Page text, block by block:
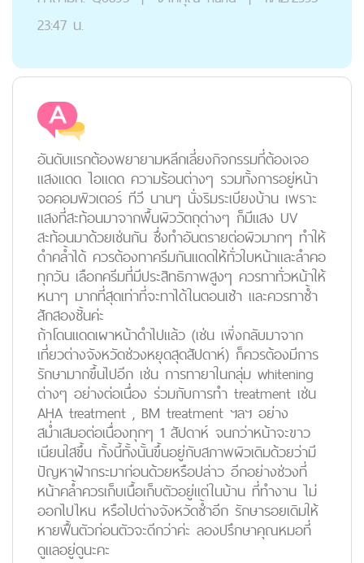
23:47 น.
อันดับแรกต้องพยายามหลีกเลี่ยงกิจกรรมที่ต้องเจอ
แสงแดด ไอแดด ความร้อนต่างๆ รวมทั้งการอยู่หน้า
จอคอมพิวเตอร์ ทีวี นานๆ นั่งริมระเบียงบ้าน เพราะ
แสงที่สะท้อนมาจากพื้นผิววัตถุต่างๆ ก็มีแสง UV
สะท้อนมาด้วยเช่นกัน ซึ่งทำอันตรายต่อผิวมากๆ ทำให้
ดำคล้ำได้ ควรต้องทาครีมกันแดดให้ทั่วใบหน้าและลำคอ
ทุกวัน เลือกครีมที่มีประสิทธิภาพสูงๆ ควรทาทั่วหน้าให้
หนาๆ มากที่สุดเท่าที่จะทาได้ในตอนเช้า และควรทาซ้ำ
สักสองชั้นค่ะ
ถ้าโดนแดดเผาหน้าดำไปแล้ว (เช่น เพิ่งกลับมาจาก
เที่ยวต่างจังหวัดช่วงหยุดสุดสัปดาห์) ก็ควรต้องมีการ
รักษามากขึ้นไปอีก เช่น การทายาในกลุ่ม whitening
ต่างๆ อย่างต่อเนื่อง ร่วมกับการทำ treatment เช่น
AHA treatment , BM treatment ฯลฯ อย่าง
สม่ำเสมอต่อเนื่องทุกๆ 1 สัปดาห์ จนกว่าหน้าจะขาว
เนียนใสขึ้น ทั้งนี้ทั้งนั้นขึ้นอยู่กับสภาพผิวเดิมด้วยว่ามี
ปัญหาฝ้ากระมาก่อนด้วยหรือปล่าว อีกอย่างช่วงที่
หน้าคล้ำควรเก็บเนื้อเก็บตัวอยู่แต่ในบ้าน ที่ทำงาน ไม่
ออกไปไหน หรือไปต่างจังหวัดซ้ำอีก รักษารอยเดิมให้
หายฟื้นตัวก่อนตัวจะดีกว่าค่ะ ลองปรึกษาคุณหมอที่
ดูแลอยู่ดูนะคะ